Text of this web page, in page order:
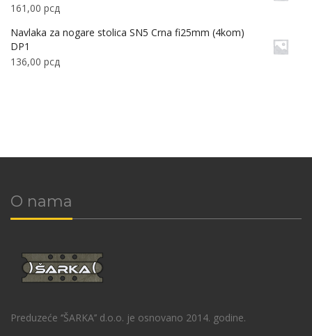
161,00 рсд
Navlaka za nogare stolica SN5 Crna fi25mm (4kom)
DP1
136,00 рсд
O nama
Preduzeće ‘’ŠARKA’’ d.o.o. je osnovano 2014. godine.